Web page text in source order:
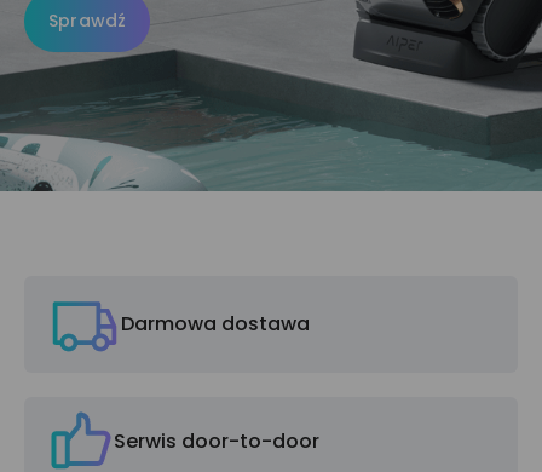
Sprawdź
Darmowa dostawa
Serwis door-to-door